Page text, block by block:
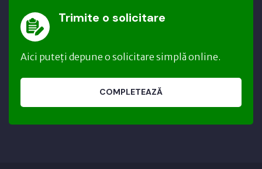
Trimite o solicitare
Aici puteți depune o solicitare simplă online.
COMPLETEAZĂ